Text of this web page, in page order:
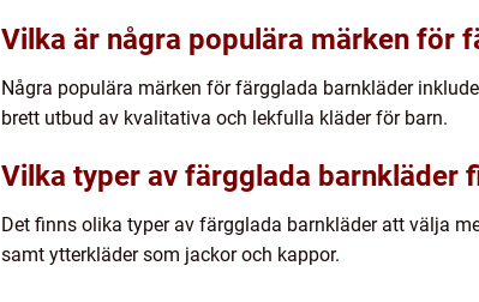
Vilka är några populära märken för
Några populära märken för färgglada barnkläder
brett utbud av kvalitativa och lekfulla kläder för barn.
Vilka typer av färgglada barnkläder
Det finns olika typer av färgglada barnkläder att välja
samt ytterkläder som jackor och kappor.